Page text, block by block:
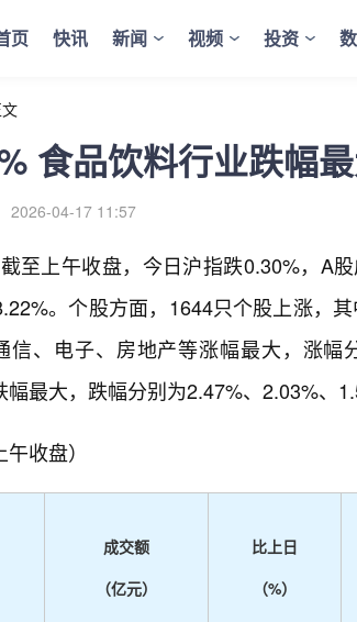
页 快讯 新闻 视频 投资
食品饮料行业跌幅
2026-04-17 11:57
至上午收盘，今日沪指跌0.30%，A
。个股方面，1644只个股上涨，
、电子、房地产等涨幅最大，涨幅
最大，跌幅分别为2.47%、2.03%、
收盘）
成交额
（亿元）
比上日
（%）